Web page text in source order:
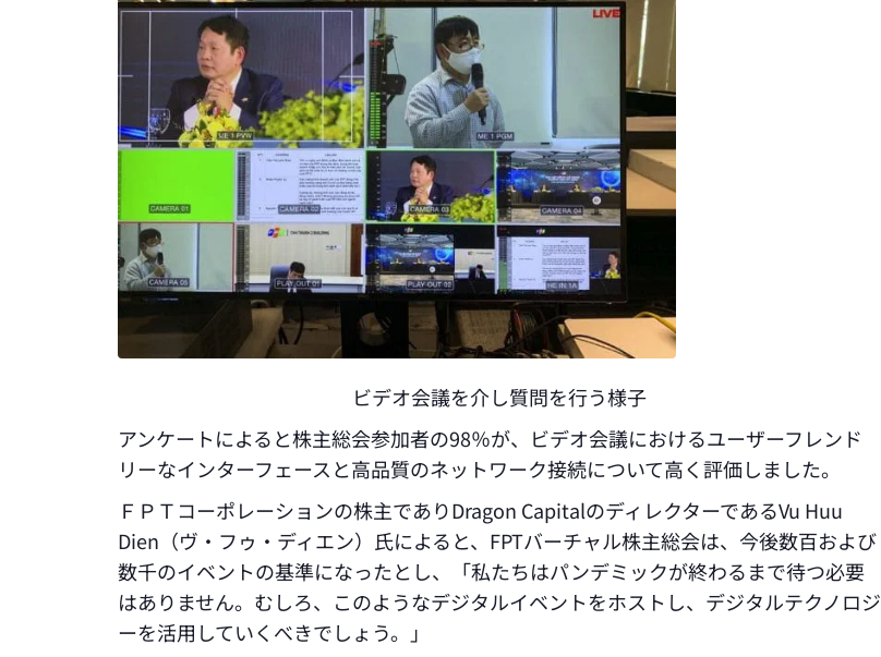
ビデオ会議を介し質問を行う様子
アンケートによると株主総会参加者の98％が、ビデオ会議におけるユーザーフレンド
リーなインターフェースと高品質のネットワーク接続について高く評価しました。
ＦＰＴコーポレーションの株主でありDragon CapitalのディレクターであるVu Huu
Dien（ヴ・フゥ・ディエン）氏によると、FPTバーチャル株主総会は、今後数百および
数千のイベントの基準になったとし、「私たちはパンデミックが終わるまで待つ必要
はありません。むしろ、このようなデジタルイベントをホストし、デジタルテクノロジ
ーを活用していくべきでしょう。」